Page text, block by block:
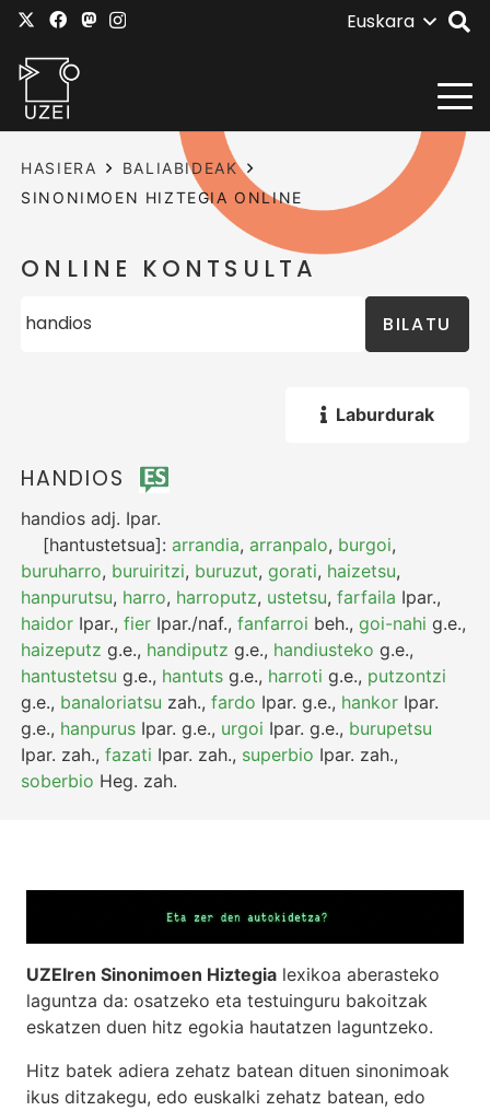
Euskara
HASIERA
BALIABIDEAK
SINONIMOEN HIZTEGIA ONLINE
ONLINE KONTSULTA
BILATU
Laburdurak
HANDIOS
handios adj. Ipar.
[hantustetsua]:arrandia,arranpalo, burgoi,
buruharro, buruiritzi, buruzut,gorati, haizetsu,
hanpurutsu, harro, harroputz, ustetsu,farfaila Ipar.,
haidor Ipar.,fier Ipar./naf.,fanfarroi beh.,goi-nahi g.e.,
haizeputz g.e., handiputz g.e., handiusteko g.e.,
hantustetsu g.e., hantuts g.e., harroti g.e., putzontzi
g.e., banaloriatsu zah.,fardo Ipar. g.e., hankor Ipar.
g.e., hanpurus Ipar. g.e., urgoi Ipar. g.e., burupetsu
Ipar. zah.,fazati Ipar. zah., superbio Ipar. zah.,
soberbio Heg. zah.
UZEIren Sinonimoen Hiztegia lexikoa aberasteko
laguntza da: osatzeko eta testuinguru bakoitzak
eskatzen duen hitz egokia hautatzen laguntzeko.
Hitz batek adiera zehatz batean dituen sinonimoak
ikus ditzakegu, edo euskalki zehatz batean, edo